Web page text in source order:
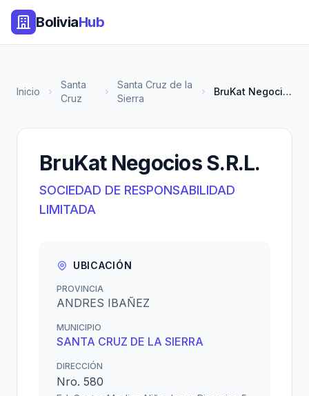
BoliviaHub
Inicio
Santa
Cruz
Santa Cruz de la
Sierra
BruKat Negocios S.R.L.
BruKat Negocios S.R.L.
SOCIEDAD DE RESPONSABILIDAD
LIMITADA
UBICACIÓN
PROVINCIA
ANDRES IBAÑEZ
MUNICIPIO
SANTA CRUZ DE LA SIERRA
DIRECCIÓN
Nro. 580